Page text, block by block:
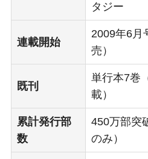
タジー
連載開始
2009年6月
売）
既刊
単行本7巻
載）
累計発行部
数
450万部突
のみ）